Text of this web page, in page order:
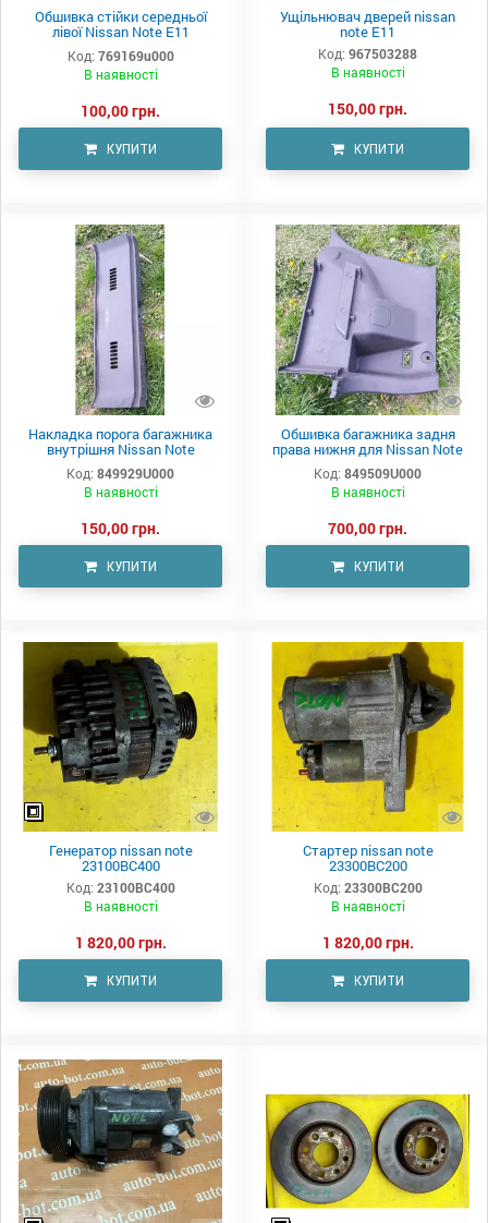
Обшивка стійки середньої
лівої Nissan Note E11
769169u000
Код: 769169u000
В наявності
100,00 грн.
КУПИТИ
Ущільнювач дверей nissan
note E11
Код: 967503288
В наявності
150,00 грн.
КУПИТИ
Накладка порога багажника
внутрішня Nissan Note
Код: 849929U000
В наявності
150,00 грн.
КУПИТИ
Обшивка багажника задня
права нижня для Nissan Note
Код: 849509U000
В наявності
700,00 грн.
КУПИТИ
Генератор nissan note
23100BC400
Код: 23100BC400
В наявності
1 820,00 грн.
КУПИТИ
Стартер nissan note
23300BC200
Код: 23300BC200
В наявності
1 820,00 грн.
КУПИТИ